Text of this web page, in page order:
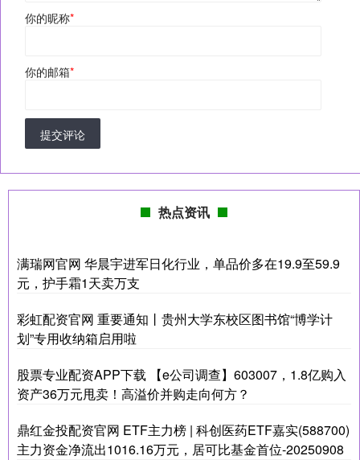
你的昵称*
你的邮箱*
提交评论
热点资讯
满瑞网官网 华晨宇进军日化行业，单品价多在19.9至59.9
元，护手霜1天卖万支
彩虹配资官网 重要通知丨贵州大学东校区图书馆“博学计
划”专用收纳箱启用啦
股票专业配资APP下载 【e公司调查】603007，1.8亿购入
资产36万元甩卖！高溢价并购走向何方？
鼎红金投配资官网 ETF主力榜 | 科创医药ETF嘉实(588700)
主力资金净流出1016.16万元，居可比基金首位-20250908